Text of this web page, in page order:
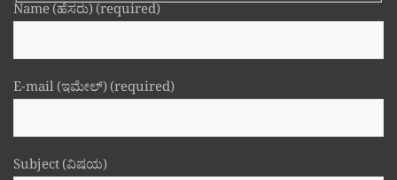
Name (ಹೆಸರು) (required)
E-mail (ಇಮೇಲ್) (required)
Subject (ವಿಷಯ)